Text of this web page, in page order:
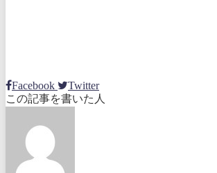
Facebook
Twitter
この記事を書いた人